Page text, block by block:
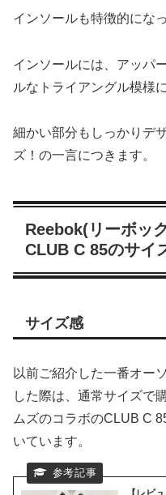
インソールも特徴的にな
インソールには、アッパ
ルなトライアングル模様
細かい部分もしっかりデ
ズ！の一言につきます。
Reebok(リーボッ
CLUB C 85のサイ
サイズ感
以前ご紹介した一番オー
した際は、通常サイズで
ムズのコラボのCLUB C
いています。